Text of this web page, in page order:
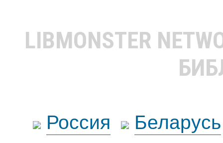
LIBMONSTER
Россия
Беларусь